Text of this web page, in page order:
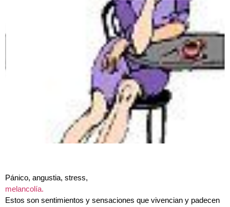
Pánico, angustia, stress,
melancolía.
Estos son sentimientos y sensaciones que vivencian y padecen